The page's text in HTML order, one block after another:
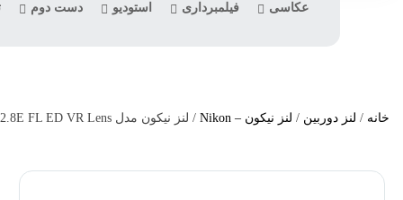
عکاسی فیلمبرداری استودیو دست دوم
خانه / لنز دوربین / لنز نیکون – Nikon / لنز نیکون مدل Nikon AF-S NIKKOR 70-200mm f/2.8E FL ED VR Lens